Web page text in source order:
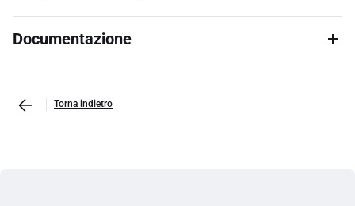
Documentazione
Torna indietro